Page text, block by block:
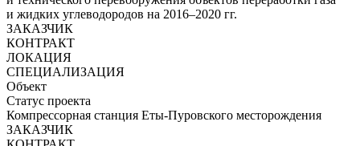
и жидких углеводородов на 2016–2020 гг.
ЗАКАЗЧИК
КОНТРАКТ
ЛОКАЦИЯ
СПЕЦИАЛИЗАЦИЯ
Объект
Статус проекта
Компрессорная станция Еты-Пуровского месторождения
ЗАКАЗЧИК